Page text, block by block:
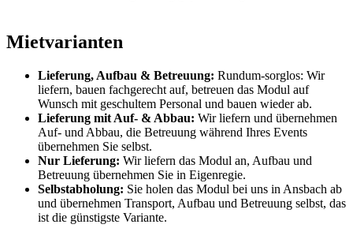
Mietvarianten
Lieferung, Aufbau & Betreuung: Rundum-sorglos: Wir
liefern, bauen fachgerecht auf, betreuen das Modul auf
Wunsch mit geschultem Personal und bauen wieder ab.
Lieferung mit Auf- & Abbau: Wir liefern und übernehmen
Auf- und Abbau, die Betreuung während Ihres Events
übernehmen Sie selbst.
Nur Lieferung: Wir liefern das Modul an, Aufbau und
Betreuung übernehmen Sie in Eigenregie.
Selbstabholung: Sie holen das Modul bei uns in Ansbach ab
und übernehmen Transport, Aufbau und Betreuung selbst, das
ist die günstigste Variante.